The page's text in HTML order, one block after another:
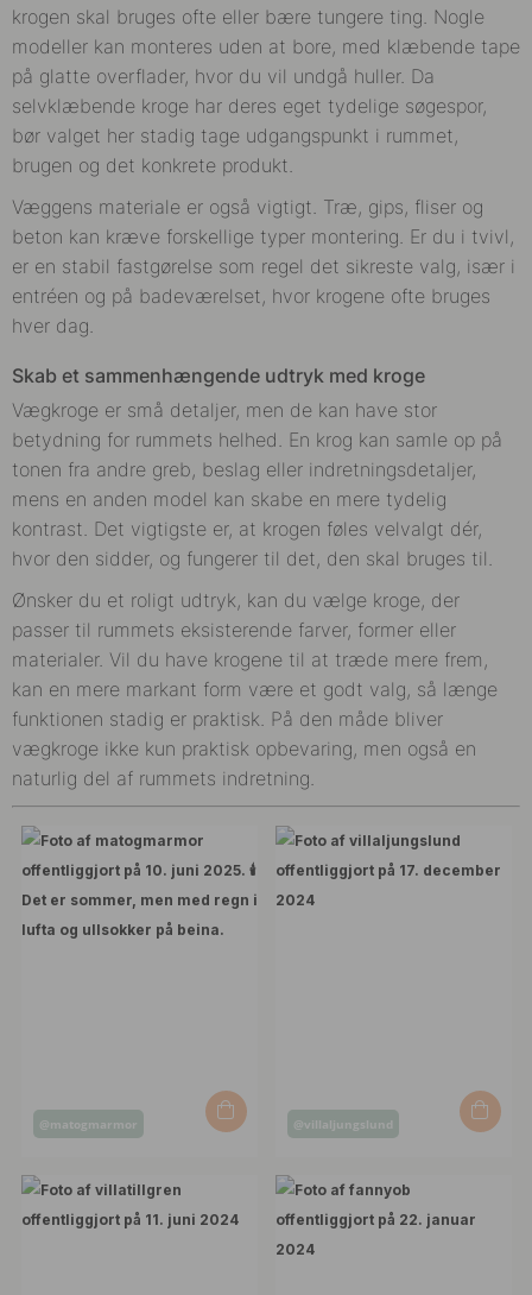
krogen skal bruges ofte eller bære tungere ting. Nogle
modeller kan monteres uden at bore, med klæbende tape
på glatte overflader, hvor du vil undgå huller. Da
selvklæbende kroge har deres eget tydelige søgespor,
bør valget her stadig tage udgangspunkt i rummet,
brugen og det konkrete produkt.
Væggens materiale er også vigtigt. Træ, gips, fliser og
beton kan kræve forskellige typer montering. Er du i tvivl,
er en stabil fastgørelse som regel det sikreste valg, især i
entréen og på badeværelset, hvor krogene ofte bruges
hver dag.
Skab et sammenhængende udtryk med kroge
Vægkroge er små detaljer, men de kan have stor
betydning for rummets helhed. En krog kan samle op på
tonen fra andre greb, beslag eller indretningsdetaljer,
mens en anden model kan skabe en mere tydelig
kontrast. Det vigtigste er, at krogen føles velvalgt dér,
hvor den sidder, og fungerer til det, den skal bruges til.
Ønsker du et roligt udtryk, kan du vælge kroge, der
passer til rummets eksisterende farver, former eller
materialer. Vil du have krogene til at træde mere frem,
kan en mere markant form være et godt valg, så længe
funktionen stadig er praktisk. På den måde bliver
vægkroge ikke kun praktisk opbevaring, men også en
naturlig del af rummets indretning.
Opslag
af
@matogmarmor
Opslag
af
@villaljungslund